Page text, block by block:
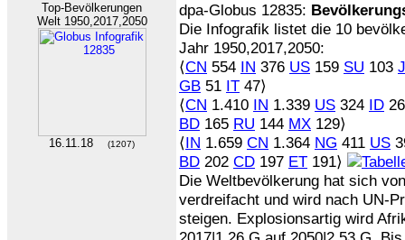
Top-Bevölkerungen
Welt 1950,2017,2050
16.11.18 (1207)
dpa-Globus 12835:
Die Infografik listet die 10
Jahr 1950,2017,2050:
⟨CN 554 IN 376 US 159 SU 103
GB 51 IT 47⟩
⟨CN 1.410 IN 1.339 US 324 ID
BD 165 RU 144 MX 129⟩
⟨IN 1.659 CN 1.364 NG 411 US
BD 202 CD 197 ET 191⟩
Die Weltbevölkerung hat sich
verdreifacht und wird nach UN-
steigen. Explosionsartig wird